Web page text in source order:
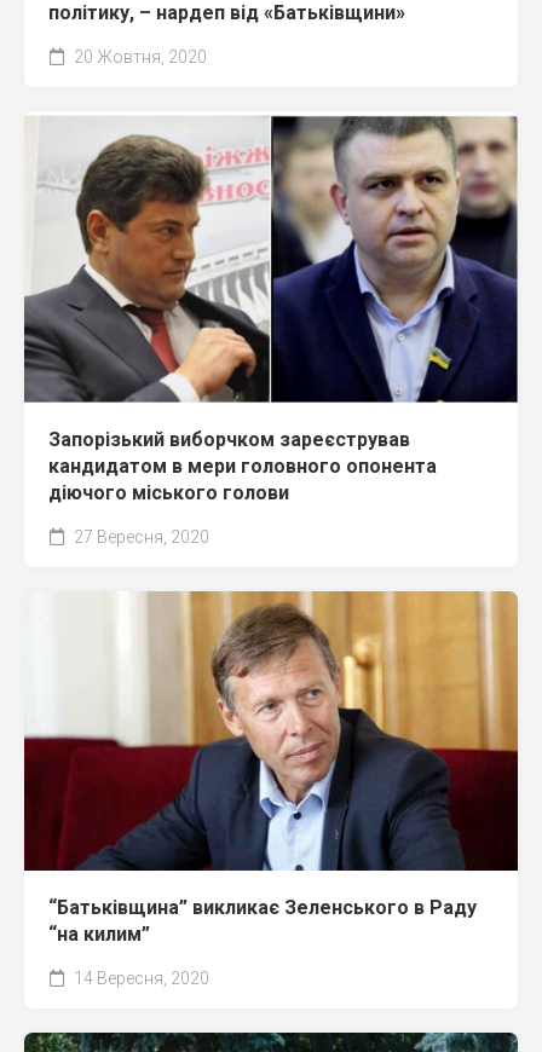
політику, – нардеп від «Батьківщини»
20 Жовтня, 2020
Запорізький виборчком зареєстрував
кандидатом в мери головного опонента
діючого міського голови
27 Вересня, 2020
“Батьківщина” викликає Зеленського в Раду
“на килим”
14 Вересня, 2020